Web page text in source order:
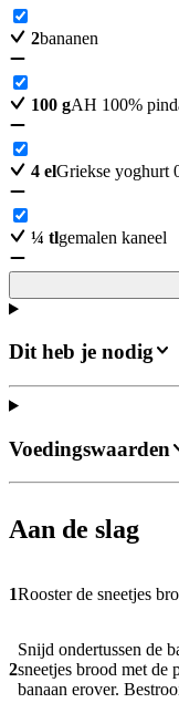
2bananen
100 gAH 100%
4 elGriekse yoghurt
¼ tlgemalen kaneel
Dit heb je nodig
Aan de slag
1Rooster de sneetjes
2
Snijd ondertussen de
sneetjes brood met de
banaan erover.
Voedingswaarden